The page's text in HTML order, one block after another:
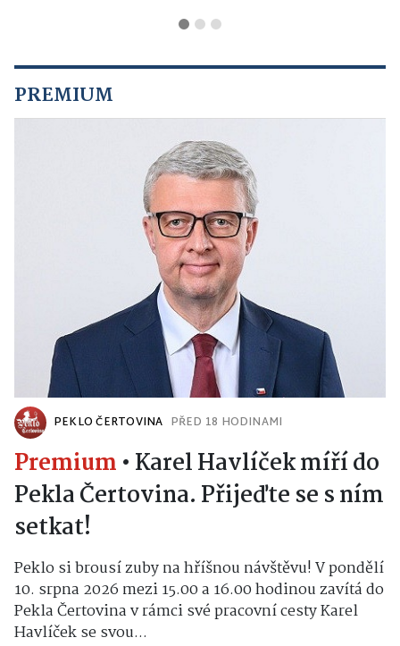
PREMIUM
PEKLO ČERTOVINA PŘED 18 HODINAMI
Premium • Karel Havlíček míří do
Pekla Čertovina. Přijeďte se s ním
setkat!
Peklo si brousí zuby na hříšnou návštěvu! V pondělí
10. srpna 2026 mezi 15.00 a 16.00 hodinou zavítá do
Pekla Čertovina v rámci své pracovní cesty Karel
Havlíček se svou...